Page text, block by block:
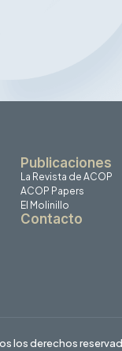
Publicaciones
La Revista de ACOP
ACOP Papers
El Molinillo
Contacto
los derechos